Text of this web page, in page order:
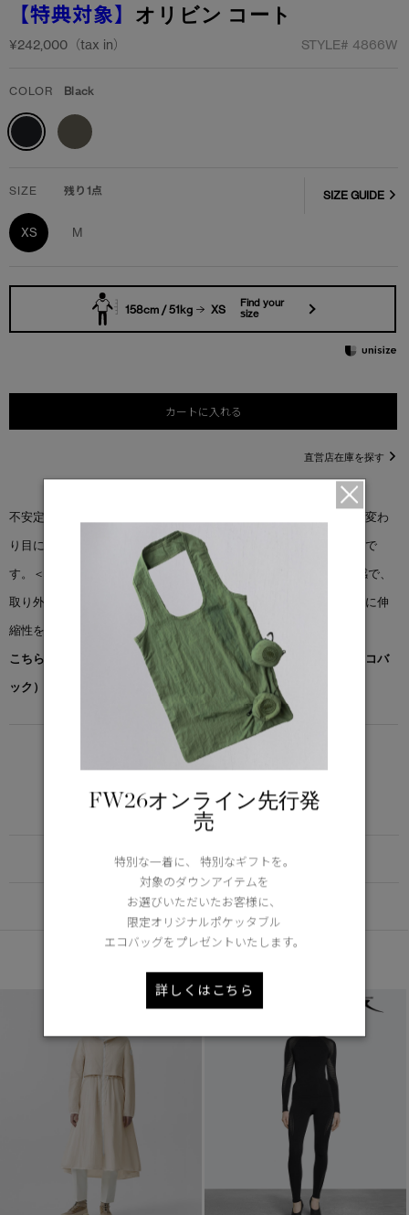
【特典対象】 オリビン コート
¥242,000（tax in） STYLE# 4866W
COLOR Black
SIZE 残り1点
XS M
SIZE GUIDE
158cm / 51kg XS
Find your
size
カートに入れる
直営店在庫を探す
不安定な春の天候下でも活躍するオリビンコレクションは、季節の変わ
り目に最適な完璧な保護性能を持ったシェルを使用したジャケットで
す。＜オリビン ジャケット＞はあえてオーバーサイズのフィット感で、
取り外し可能なフードに加え、可動域を広げ、保温性を高めるために伸
縮性を持たせたディテールが特徴です。
こちらの商品には先着でノベルティー（オリジナルポケッタブルエコバ
ック）をプレゼント。※なくなり次第終了となります。
FUNCTION
DETAIL
FW26オンライン先行発
売
特別な一着に、 特別なギフトを。
対象のダウンアイテムを
お選びいただいたお客様に、
限定オリジナルポケッタブル
エコバッグをプレゼントいたします。
詳しくはこちら